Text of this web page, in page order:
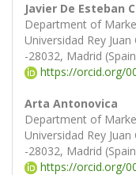
Javier De Esteban
Department of
Universidad Rey
-28032, Madrid
https://orcid.org/
Arta Antonovica
Department of
Universidad Rey
-28032, Madrid
https://orcid.org/